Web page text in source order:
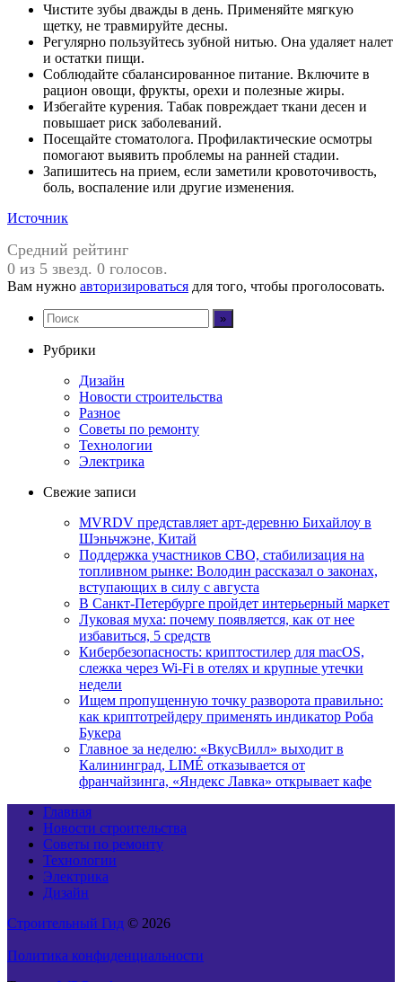
Чистите зубы дважды в день. Применяйте мягкую
щетку, не травмируйте десны.
Регулярно пользуйтесь зубной нитью. Она удаляет налет
и остатки пищи.
Соблюдайте сбалансированное питание. Включите в
рацион овощи, фрукты, орехи и полезные жиры.
Избегайте курения. Табак повреждает ткани десен и
повышает риск заболеваний.
Посещайте стоматолога. Профилактические осмотры
помогают выявить проблемы на ранней стадии.
Запишитесь на прием, если заметили кровоточивость,
боль, воспаление или другие изменения.
Источник
Средний рейтинг
0 из 5 звезд. 0 голосов.
Вам нужно авторизироваться для того, чтобы проголосовать.
Рубрики
Дизайн
Новости строительства
Разное
Советы по ремонту
Технологии
Электрика
Свежие записи
MVRDV представляет арт-деревню Бихайлоу в
Шэньчжэне, Китай
Поддержка участников СВО, стабилизация на
топливном рынке: Володин рассказал о законах,
вступающих в силу с августа
В Санкт-Петербурге пройдет интерьерный маркет
Луковая муха: почему появляется, как от нее
избавиться, 5 средств
Кибербезопасность: криптостилер для macOS,
слежка через Wi-Fi в отелях и крупные утечки
недели
Ищем пропущенную точку разворота правильно:
как криптотрейдеру применять индикатор Роба
Букера
Главное за неделю: «ВкусВилл» выходит в
Калининград, LIMÉ отказывается от
франчайзинга, «Яндекс Лавка» открывает кафе
Главная
Новости строительства
Советы по ремонту
Технологии
Электрика
Дизайн
Строительный Гид © 2026
Политика конфиденциальности